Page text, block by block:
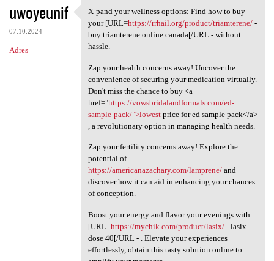
uwoyeunif
07.10.2024
Adres
X-pand your wellness options:
X-pand your wellness options: Find how to buy
your [URL=https://rrhail.org/product/triamterene/-
buy triamterene online canada[/URL - without
hassle.
Zap your health concerns away! Uncover the
convenience of securing your medication virtually.
Don't miss the chance to buy <a
href="https://vowsbridalandformals.com/ed-
sample-pack/">lowestprice for ed sample pack</a>
, a revolutionary option in managing health needs.
Zap your fertility concerns away! Explore the
potential of
https://americanazachary.com/lamprene/and
discover how it can aid in enhancing your chances
of conception.
Boost your energy and flavor your evenings with
[URL=https://mychik.com/product/lasix/- lasix
dose 40[/URL - . Elevate your experiences
effortlessly, obtain this tasty solution online to